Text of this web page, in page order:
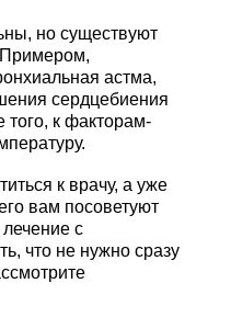
но существуют
астма,
сердцебиения
того, к факторам-
к врачу, а уже
вам посоветуют
с
что не нужно сразу